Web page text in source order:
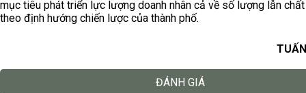
mục tiêu phát triển lực lượng doanh nhân cả về số lượng lẫn
theo định hướng chiến lược của thành phố.
ĐÁNH GIÁ